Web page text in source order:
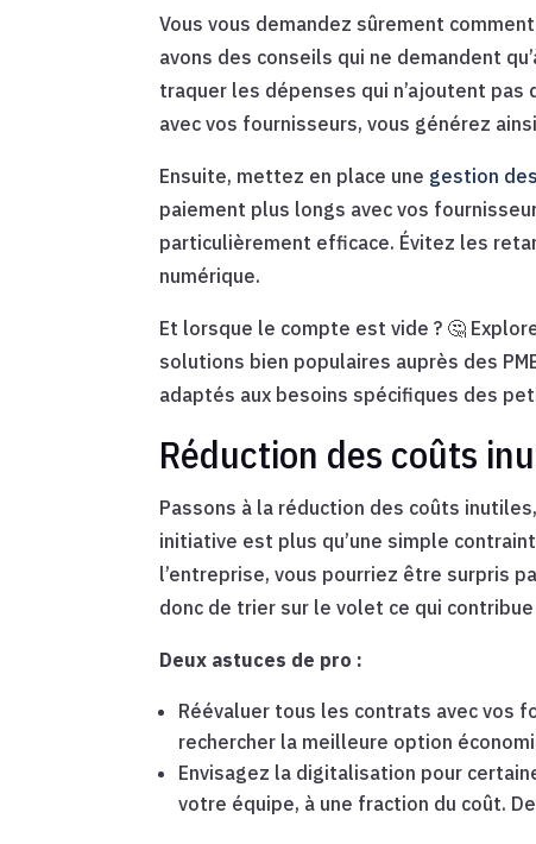
Vous vous demandez sûrement
avons des conseils qui ne demandent
traquer les dépenses qui n’ajoutent
avec vos fournisseurs, vous générez
Ensuite, mettez en place une gestion
paiement plus longs avec vos
particulièrement efficace. Évitez les
numérique.
Et lorsque le compte est vide ? 🤔
solutions bien populaires auprès des
adaptés aux besoins spécifiques des
Réduction des coûts
Passons à la réduction des coûts
initiative est plus qu’une simple
l’entreprise, vous pourriez être surpris
donc de trier sur le volet ce qui
Deux astuces de pro :
Réévaluer tous les contrats avec vos
rechercher la meilleure option
Envisagez la digitalisation pour
votre équipe, à une fraction du coût.